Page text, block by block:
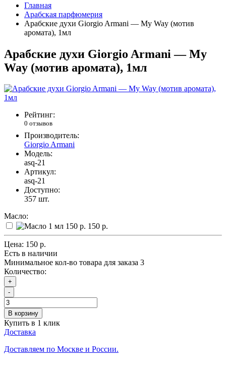
Главная
Арабская парфюмерия
Арабские духи Giorgio Armani — My Way (мотив
аромата), 1мл
Арабские духи Giorgio Armani — My
Way (мотив аромата), 1мл
Рейтинг:
0 отзывов
Производитель:
Giorgio Armani
Модель:
asq-21
Артикул:
asq-21
Доступно:
357 шт.
Масло:
150 р.
Цена: 150 р.
Есть в наличии
Минимальное кол-во товара для заказа 3
Количество:
+
-
В корзину
Купить в 1 клик
Доставка
Доставляем по Москве и России.